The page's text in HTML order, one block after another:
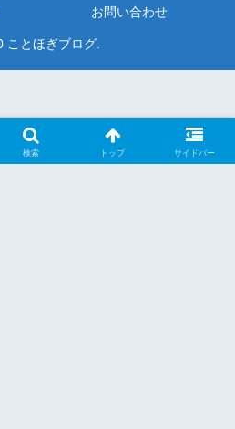
お問い合わせ
ことほぎブログ.
検索 トップ サイドバー